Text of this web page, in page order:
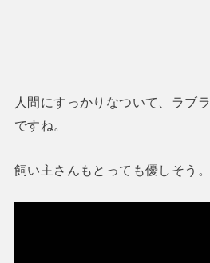
人間にすっかりなついて、ラブ
ですね。
飼い主さんもとっても優しそう。